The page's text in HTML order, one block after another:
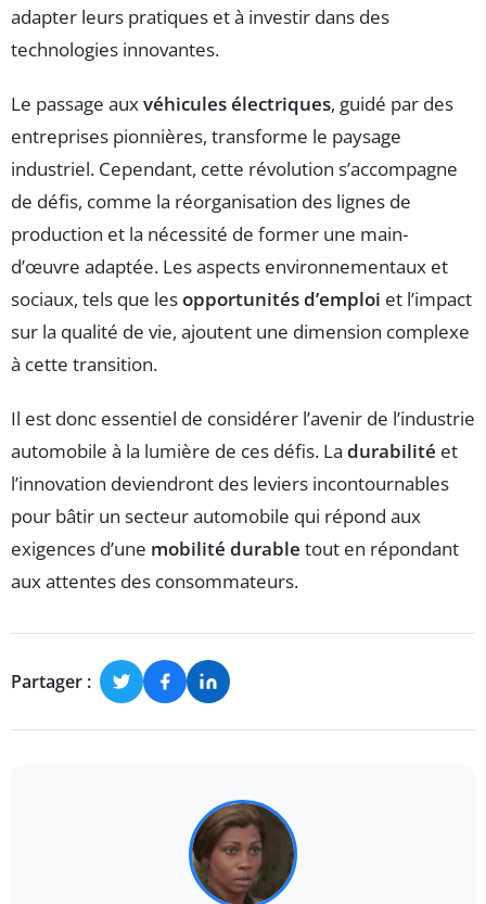
adapter leurs pratiques et à investir dans des
technologies innovantes.
Le passage auxvéhicules électriques, guidé par des
entreprises pionnières, transforme le paysage
industriel. Cependant, cette révolution s’accompagne
de défis, comme la réorganisation des lignes de
production et la nécessité de former une main-
d’œuvre adaptée. Les aspects environnementaux et
sociaux, tels que lesopportunités d’emploi et l’impact
sur la qualité de vie, ajoutent une dimension complexe
à cette transition.
Il est donc essentiel de considérer l’avenir de l’industrie
automobile à la lumière de ces défis. La durabilité et
l’innovation deviendront des leviers incontournables
pour bâtir un secteur automobile qui répond aux
exigences d’une mobilité durable tout en répondant
aux attentes des consommateurs.
Partager :